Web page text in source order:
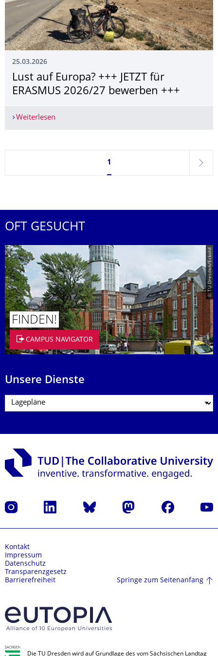
25.03.2026
Lust auf Europa? +++ JETZT für
ERASMUS 2026/27 bewerben +++
Weiterlesen
Seite 1, aktuell ausgewählt
1
weiter
OFT GESUCHT
© TU Dresden/Eckold
FINDEN!
CAMPUS NAVIGATOR
Unsere Dienste
Instagram LinkedIn Bluesky Mastodon Facebook
Kontakt
Impressum
Datenschutz
Transparenzgesetz
Barrierefreiheit
Springe zum Seitenanfang
Die TU Dresden wird auf Grundlage des vom Sächsischen Landtag